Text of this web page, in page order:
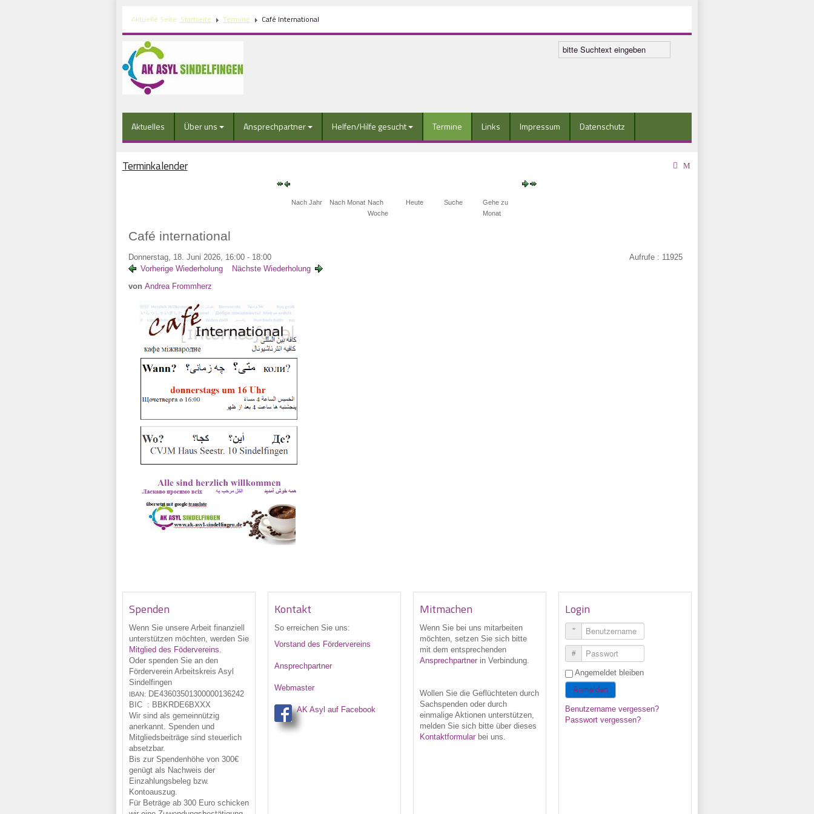
Aktuelle Seite: Startseite Termine Café International
Aktuelles Über uns Ansprechpartner Helfen/Hilfe gesucht Termine Links Impressum Datenschutz
Terminkalender
Nach Jahr Nach Monat Nach
Woche
Heute Suche
Gehe zu
Monat
Café international
Donnerstag, 18. Juni 2026, 16:00 - 18:00
Vorherige Wiederholung
Nächste Wiederholung
Aufrufe : 11925
von Andrea Frommherz
Spenden
Wenn Sie unsere Arbeit finanziell
unterstützen möchten, werden Sie
Mitglied des Födervereins
Oder spenden Sie an den
Förderverein Arbeitskreis Asyl
Sindelfingen
IBAN: DE43603501300000136242
BIC : BBKRDE6BXXX
Wir sind als gemeinnützig
anerkannt. Spenden und
Mitgliedsbeiträge sind steuerlich
absetzbar.
Bis zur Spendenhöhe von 300€
genügt als Nachweis der
Einzahlungsbeleg bzw.
Kontoauszug.
Für Beträge ab 300 Euro schicken
Kontakt
So erreichen Sie uns:
Vorstand des Fördervereins
Ansprechpartner
Webmaster
AK Asyl auf Facebook
Mitmachen
Wenn Sie bei uns mitarbeiten
möchten, setzen Sie sich bitte
mit dem entsprechenden
Ansprechpartnerin Verbindung.
Wollen Sie die Geflüchteten durch
Sachspenden oder durch
einmalige Aktionen unterstützen,
melden Sie sich bitte über dieses
Kontaktformularbei uns.
Login
Benutzername
Passwort
Angemeldet bleiben
Anmelden
Benutzername vergessen?
Passwort vergessen?